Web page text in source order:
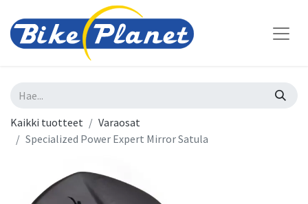
Kaikki tuotteet
Varaosat
Specialized Power Expert Mirror Satula